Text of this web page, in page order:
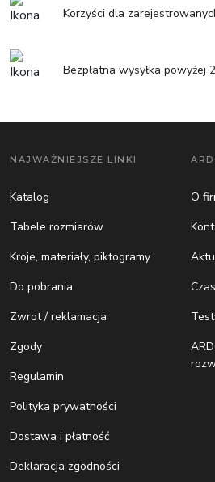
Korzyści dla
Bezpłatna wysyłka powyżej
NAJWAŻNIEJSZE LINKI
Katalog
Tabele rozmiarów
Kroje, materiały, piktogramy
Do pobrania
Zwrot / reklamacja
Zgody
Regulamin
Polityka prywatności
Dostawa i płatność
Deklaracja zgodności
O